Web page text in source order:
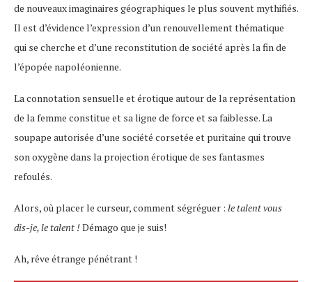
de nouveaux imaginaires géographiques le plus souvent mythifiés.
Il est d’évidence l’expression d’un renouvellement thématique
qui se cherche et d’une reconstitution de société après la fin de
l’épopée napoléonienne.
La connotation sensuelle et érotique autour de la représentation
de la femme constitue et sa ligne de force et sa faiblesse. La
soupape autorisée d’une société corsetée et puritaine qui trouve
son oxygène dans la projection érotique de ses fantasmes
refoulés.
Alors, où placer le curseur, comment ségréguer : le talent vous
dis-je, le talent !Démago que je suis!
Ah, rêve étrange pénétrant !